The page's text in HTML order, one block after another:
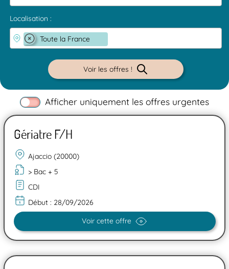
Localisation :
× Toute la France
Voir les offres !
Afficher uniquement les offres urgentes
Gériatre F/H
Ajaccio (20000)
> Bac + 5
CDI
Début : 28/09/2026
Voir cette offre